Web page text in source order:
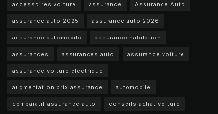
accessoires voiture assurance Assurance Auto
assurance auto 2025 assurance auto 2026
assurance automobile assurance habitation
assurances assurances auto assurance voiture
assurance voiture électrique
augmentation prix assurance automobile
comparatif assurance auto conseils achat voiture